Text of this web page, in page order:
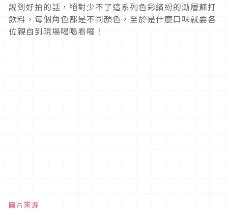
說到好拍的話，絕對少不了這系列色彩繽紛的漸層蘇打
飲料，每個角色都是不同顏色，至於是什麼口味就要各
位親自到現場喝喝看囉！
圖片來源